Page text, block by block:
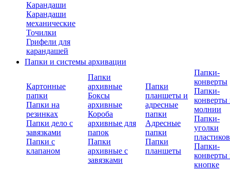
Карандаши
Карандаши
механические
Точилки
Грифели для
карандашей
Папки и системы архивации
Картонные
папки
Папки на
резинках
Папки дело с
завязками
Папки с
клапаном
Папки
архивные
Боксы
архивные
Короба
архивные для
папок
Папки
архивные с
завязками
Папки
планшеты и
адресные
папки
Адресные
папки
Папки
планшеты
Папки-
конверты
Папки-
конверты
молнии
Папки-
уголки
Папки-
конверты
кнопке